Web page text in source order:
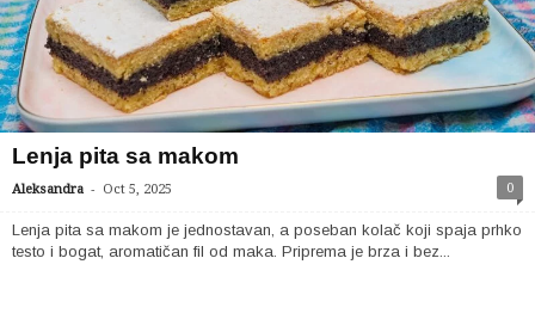
Lenja pita sa makom
Aleksandra - Oct 5, 2025 0
Lenja pita sa makom je jednostavan, a poseban kolač koji spaja prhko
testo i bogat, aromatičan fil od maka. Priprema je brza i bez...